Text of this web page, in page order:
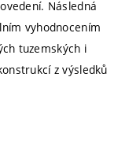
Následná
vyhodnocením
tuzemských i
z výsledků